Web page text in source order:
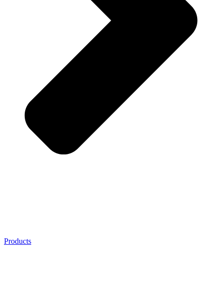
Products